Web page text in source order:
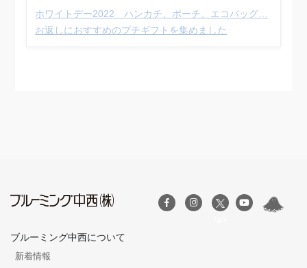
ホワイトデー2022 ハンカチ、ポーチ、エコバッグ…
お返しにおすすめのプチギフトを集めました
ブルーミング中西について
新着情報